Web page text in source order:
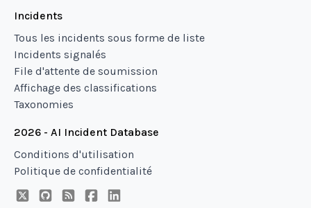
Incidents
Tous les incidents sous forme de liste
Incidents signalés
File d'attente de soumission
Affichage des classifications
Taxonomies
2026 - AI Incident Database
Conditions d'utilisation
Politique de confidentialité